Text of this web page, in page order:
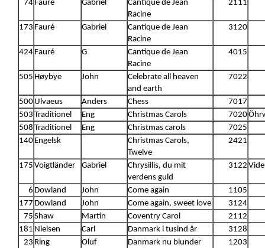
74 Fauré Gabriel
Cantique de Jean
Racine
2111
173 Fauré Gabriel
Cantique de Jean
Racine
3120
424 Fauré G
Cantique de Jean
Racine
4015
505 Høybye John
Celebrate all heaven
and earth
7022
500 Ulvaeus Anders Chess
7017
503 Traditionel Eng Christmas Carols 7020
508 Traditionel Eng Christmas carols
7025
140 Engelsk
Christmas Carols,
Twelve
2421
175 Voigtländer Gabriel
Chrysillis, du mit
verdens guld
3122
6 Dowland John Come again
1105
177 Dowland John Come again, sweet love
3124
75 Shaw Martin Coventry Carol
2112
181 Nielsen Carl Danmark i tusind år
3128
23 Ring Oluf
Danmark nu blunder
1203